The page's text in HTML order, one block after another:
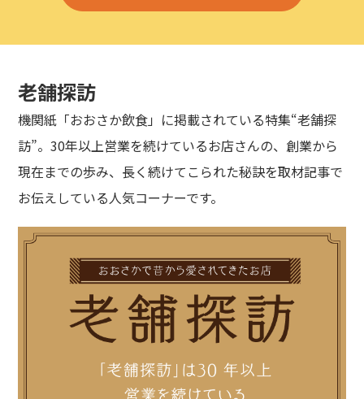
老舗探訪
機関紙「おおさか飲食」に掲載されている特集“老舗探
訪”。30年以上営業を続けているお店さんの、創業から
現在までの歩み、長く続けてこられた秘訣を取材記事で
お伝えしている人気コーナーです。